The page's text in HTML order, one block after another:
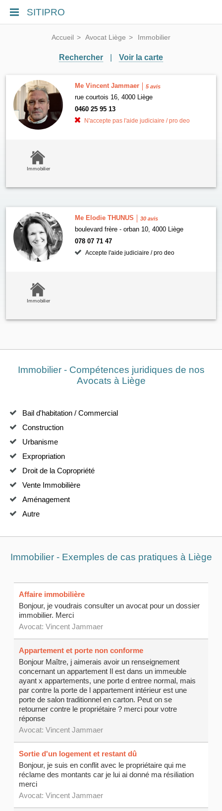
SITIPRO
Accueil Avocat Liège Immobilier
Rechercher Voir la carte
Me Vincent Jammaer 5 avis
rue courtois 16, 4000 Liège
0460 25 95 13
N'accepte pas l'aide judiciaire / pro deo
Immobilier
Me Elodie THUNUS 30 avis
boulevard frère - orban 10, 4000 Liège
078 07 71 47
Accepte l'aide judiciaire / pro deo
Immobilier
Immobilier - Compétences juridiques de nos
Avocats à Liège
Bail d'habitation / Commercial
Construction
Urbanisme
Expropriation
Droit de la Copropriété
Vente Immobilière
Aménagement
Autre
Immobilier - Exemples de cas pratiques à Liège
Affaire immobilière
Bonjour, je voudrais consulter un avocat pour un dossier
immobilier. Merci
Avocat:Vincent Jammaer
Appartement et porte non conforme
Bonjour Maître, j aimerais avoir un renseignement
concernant un appartement Il est dans un immeuble
ayant x appartements, une porte d entree normal, mais
par contre la porte de l appartement intérieur est une
porte de salon traditionnel en carton. Peut on se
retourner contre le propriétaire ? merci pour votre
réponse
Avocat:Vincent Jammaer
Sortie d'un logement et restant dû
Bonjour, je suis en conflit avec le propriétaire qui me
réclame des montants car je lui ai donné ma résiliation
merci
Avocat:Vincent Jammaer